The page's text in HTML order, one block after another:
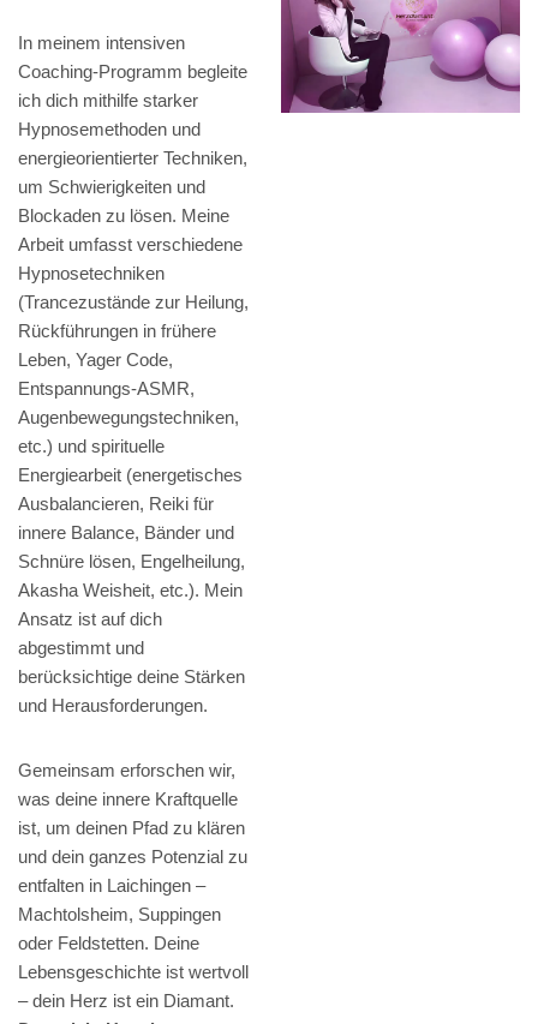
In meinem intensiven
Coaching-Programm begleite
ich dich mithilfe starker
Hypnosemethoden und
energieorientierter Techniken,
um Schwierigkeiten und
Blockaden zu lösen. Meine
Arbeit umfasst verschiedene
Hypnosetechniken
(Trancezustände zur Heilung,
Rückführungen in frühere
Leben, Yager Code,
Entspannungs-ASMR,
Augenbewegungstechniken,
etc.) und spirituelle
Energiearbeit (energetisches
Ausbalancieren, Reiki für
innere Balance, Bänder und
Schnüre lösen, Engelheilung,
Akasha Weisheit, etc.). Mein
Ansatz ist auf dich
abgestimmt und
berücksichtige deine Stärken
und Herausforderungen.
Gemeinsam erforschen wir,
was deine innere Kraftquelle
ist, um deinen Pfad zu klären
und dein ganzes Potenzial zu
entfalten in Laichingen –
Machtolsheim, Suppingen
oder Feldstetten. Deine
Lebensgeschichte ist wertvoll
– dein Herz ist ein Diamant.